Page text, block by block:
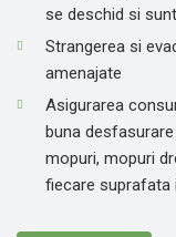
se deschid si
Strangerea si
amenajate
Asigurarea
buna
mopuri, mopuri
fiecare suprafata